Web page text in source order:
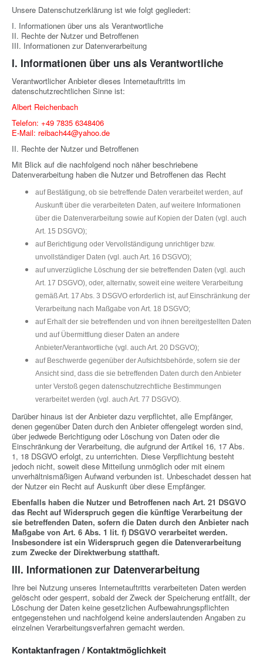
Unsere Datenschutzerklärung ist wie folgt gegliedert:
I. Informationen über uns als Verantwortliche
II. Rechte der Nutzer und Betroffenen
III. Informationen zur Datenverarbeitung
I. Informationen über uns als Verantwortliche
Verantwortlicher Anbieter dieses Internetauftritts im
datenschutzrechtlichen Sinne ist:
Albert Reichenbach
Telefon: +49 7835 6348406
E-Mail: reibach44@yahoo.de
II. Rechte der Nutzer und Betroffenen
Mit Blick auf die nachfolgend noch näher beschriebene
Datenverarbeitung haben die Nutzer und Betroffenen das Recht
auf Bestätigung, ob sie betreffende Daten verarbeitet werden, auf
Auskunft über die verarbeiteten Daten, auf weitere Informationen
über die Datenverarbeitung sowie auf Kopien der Daten (vgl. auch
Art. 15 DSGVO);
auf Berichtigung oder Vervollständigung unrichtiger bzw.
unvollständiger Daten (vgl. auch Art. 16 DSGVO);
auf unverzügliche Löschung der sie betreffenden Daten (vgl. auch
Art. 17 DSGVO), oder, alternativ, soweit eine weitere Verarbeitung
gemäß Art. 17 Abs. 3 DSGVO erforderlich ist, auf Einschränkung der
Verarbeitung nach Maßgabe von Art. 18 DSGVO;
auf Erhalt der sie betreffenden und von ihnen bereitgestellten Daten
und auf Übermittlung dieser Daten an andere
Anbieter/Verantwortliche (vgl. auch Art. 20 DSGVO);
auf Beschwerde gegenüber der Aufsichtsbehörde, sofern sie der
Ansicht sind, dass die sie betreffenden Daten durch den Anbieter
unter Verstoß gegen datenschutzrechtliche Bestimmungen
verarbeitet werden (vgl. auch Art. 77 DSGVO).
Darüber hinaus ist der Anbieter dazu verpflichtet, alle Empfänger,
denen gegenüber Daten durch den Anbieter offengelegt worden sind,
über jedwede Berichtigung oder Löschung von Daten oder die
Einschränkung der Verarbeitung, die aufgrund der Artikel 16, 17 Abs.
1, 18 DSGVO erfolgt, zu unterrichten. Diese Verpflichtung besteht
jedoch nicht, soweit diese Mitteilung unmöglich oder mit einem
unverhältnismäßigen Aufwand verbunden ist. Unbeschadet dessen hat
der Nutzer ein Recht auf Auskunft über diese Empfänger.
Ebenfalls haben die Nutzer und Betroffenen nach Art. 21 DSGVO
das Recht auf Widerspruch gegen die künftige Verarbeitung der
sie betreffenden Daten, sofern die Daten durch den Anbieter nach
Maßgabe von Art. 6 Abs. 1 lit. f) DSGVO verarbeitet werden.
Insbesondere ist ein Widerspruch gegen die Datenverarbeitung
zum Zwecke der Direktwerbung statthaft.
III. Informationen zur Datenverarbeitung
Ihre bei Nutzung unseres Internetauftritts verarbeiteten Daten werden
gelöscht oder gesperrt, sobald der Zweck der Speicherung entfällt, der
Löschung der Daten keine gesetzlichen Aufbewahrungspflichten
entgegenstehen und nachfolgend keine anderslautenden Angaben zu
einzelnen Verarbeitungsverfahren gemacht werden.
Kontaktanfragen / Kontaktmöglichkeit